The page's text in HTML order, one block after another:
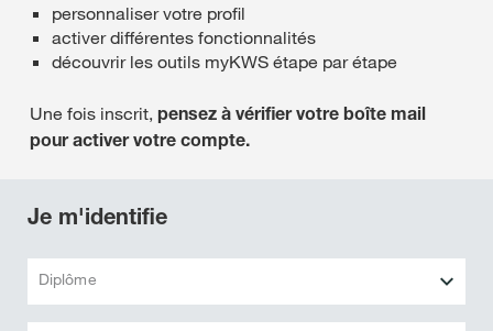
personnaliser votre profil
activer différentes fonctionnalités
découvrir les outils myKWS étape par étape
Une fois inscrit, pensez à vérifier votre boîte mail
pour activer votre compte.
Je m'identifie
Diplôme